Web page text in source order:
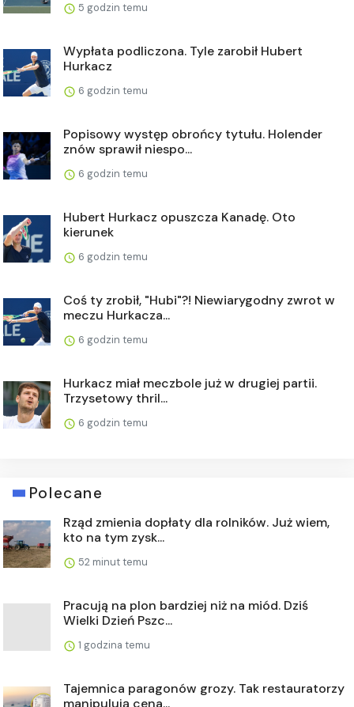
5 godzin temu
Wypłata podliczona. Tyle zarobił Hubert
Hurkacz
6 godzin temu
Popisowy występ obrońcy tytułu. Holender
znów sprawił niespo...
6 godzin temu
Hubert Hurkacz opuszcza Kanadę. Oto
kierunek
6 godzin temu
Coś ty zrobił, "Hubi"?! Niewiarygodny zwrot w
meczu Hurkacza...
6 godzin temu
Hurkacz miał meczbole już w drugiej partii.
Trzysetowy thril...
6 godzin temu
Polecane
Rząd zmienia dopłaty dla rolników. Już wiem,
kto na tym zysk...
52 minut temu
Pracują na plon bardziej niż na miód. Dziś
Wielki Dzień Pszc...
1 godzina temu
Tajemnica paragonów grozy. Tak restauratorzy